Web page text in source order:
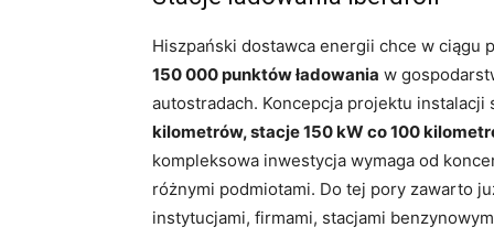
Hiszpański dostawca energii chce w ciągu
150 000 punktów ładowania w
autostradach. Koncepcja projektu
kilometrów, stacje 150 kW co 100
kompleksowa inwestycja wymaga od
różnymi podmiotami. Do tej pory zawarto
instytucjami, firmami, stacjami